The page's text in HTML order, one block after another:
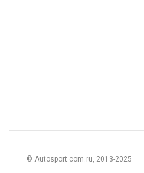
© Autosport.com.ru, 2013-2025